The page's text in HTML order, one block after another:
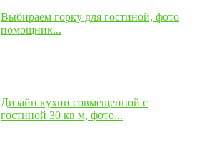
Выбираем горку для гостиной, фото
помощник...
Дизайн кухни совмещенной с
гостиной 30 кв м, фото...